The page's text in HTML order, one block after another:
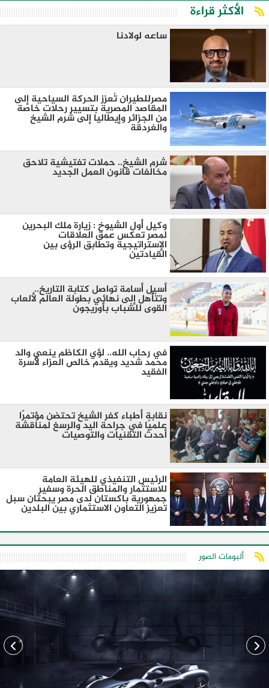
الأكثر قراءة
ساعه لولادنا
مصرللطيران تُعزز الحركة السياحية إلى
المقاصد المصرية بتسيير رحلات خاصة
من الجزائر وإيطاليا إلى شرم الشيخ
والغردقة
شرم الشيخ.. حملات تفتيشية تلاحق
مخالفات قانون العمل الجديد
وكيل أول الشيوخ : زيارة ملك البحرين
لمصر تعكس عمق العلاقات
الإستراتيجية وتطابق الرؤى بين
القيادتين
أسيل أسامة تواصل كتابة التاريخ..
وتتأهل إلى نهائي بطولة العالم لألعاب
القوى للشباب بأوريجون
في رحاب الله.. لؤي الكاظم ينعي والد
محمد شديد ويقدم خالص العزاء لأسرة
الفقيد
نقابة أطباء كفر الشيخ تحتضن مؤتمرًا
علميًا في جراحة اليد والرسغ لمناقشة
أحدث التقنيات والتوصيات
الرئيس التنفيذي للهيئة العامة
للاستثمار والمناطق الحرة وسفير
جمهورية باكستان لدى مصر يبحثان سبل
تعزيز التعاون الاستثماري بين البلدين
ألبومات الصور